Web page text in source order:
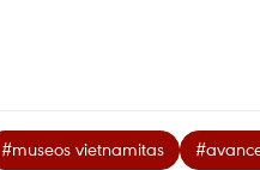
#museos vietnamitas